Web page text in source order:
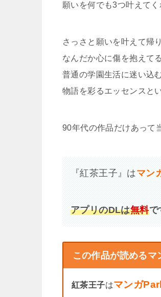
願いを何でも3つ叶えて
さっさと願いを叶えて帰
なんだか心に傷を抱えて
普通の学園生活に迷い込
物語を彩るエッセンスと
90年代の作品だけあって
『紅茶王子』はマン
アプリのDLは無料で
この作品が読めるマ
紅茶王子はマンガ